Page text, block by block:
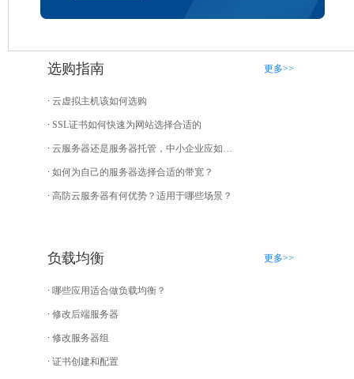
选购指南 更多>>
云虚拟主机该如何选购
SSL证书如何快速为网站选择合适的
云服务器还是服务器托管，中小企业应如何选择？
如何为自己的服务器选择合适的带宽？
高防云服务器有何优势？适用于哪些场景？
负载均衡 更多>>
哪些应用适合做负载均衡？
修改后端服务器
修改服务器组
证书创建和配置